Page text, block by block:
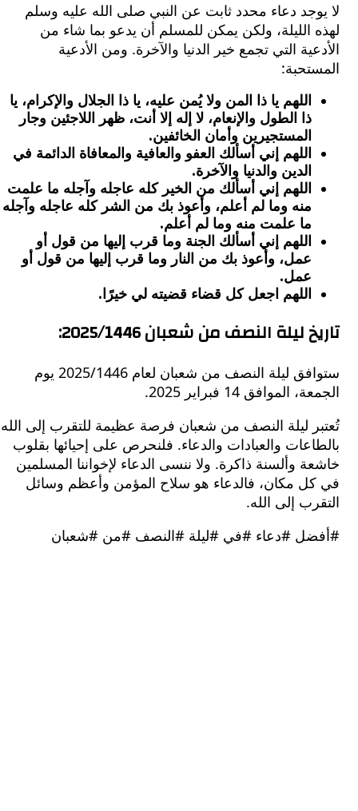
دعاء محدد ثابت عن النبي صلى الله عليه وسلم
الليلة، ولكن يمكن للمسلم أن يدعو بما شاء من
التي تجمع خير الدنيا والآخرة. ومن الأدعية
اللهم يا ذا المن ولا يُمن عليه، يا ذا الجلال والإكرام، يا
ذا الطول والإنعام، لا إله إلا أنت، ظهر اللاجئين وجار
المستجيرين وأمان الخائفين.
اللهم إني أسألك العفو والعافية والمعافاة الدائمة في
الدين والدنيا والآخرة.
اللهم إني أسألك من الخير كله عاجله وآجله ما علمت
منه وما لم أعلم، وأعوذ بك من الشر كله عاجله وآجله
ما علمت منه وما لم أعلم.
اللهم إني أسألك الجنة وما قرب إليها من قول أو
عمل، وأعوذ بك من النار وما قرب إليها من قول أو
اللهم اجعل كل قضاء قضيته لي خيرًا.
ليلة النصف من شعبان 2025/1446:
ستوافق ليلة النصف من شعبان لعام 2025/1446 يوم
14 فبراير 2025.
ليلة النصف من شعبان فرصة عظيمة للتقرب إلى الله
والعبادات والدعاء. فلنحرص على إحيائها بقلوب
وألسنة ذاكرة. ولا ننسى الدعاء لإخواننا المسلمين
مكان، فالدعاء هو سلاح المؤمن وأعظم وسائل
إلى الله.
#دعاء #في #ليلة #النصف #من #شعبان